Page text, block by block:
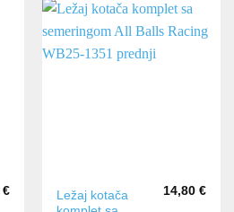
€
Ležaj kotača
14,80 €